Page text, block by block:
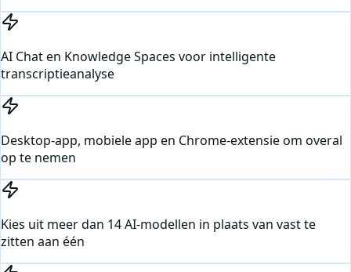
AI Chat en Knowledge Spaces voor intelligente
transcriptieanalyse
Desktop-app, mobiele app en Chrome-extensie om overal
op te nemen
Kies uit meer dan 14 AI-modellen in plaats van vast te
zitten aan één